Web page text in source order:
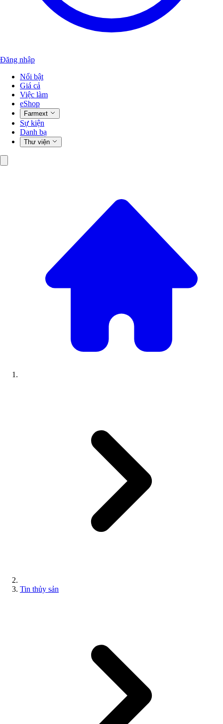
Đăng nhập
Nổi bật
Giá cả
Việc làm
eShop
Farmext
Sự kiện
Danh bạ
Thư viện
Tin thủy sản